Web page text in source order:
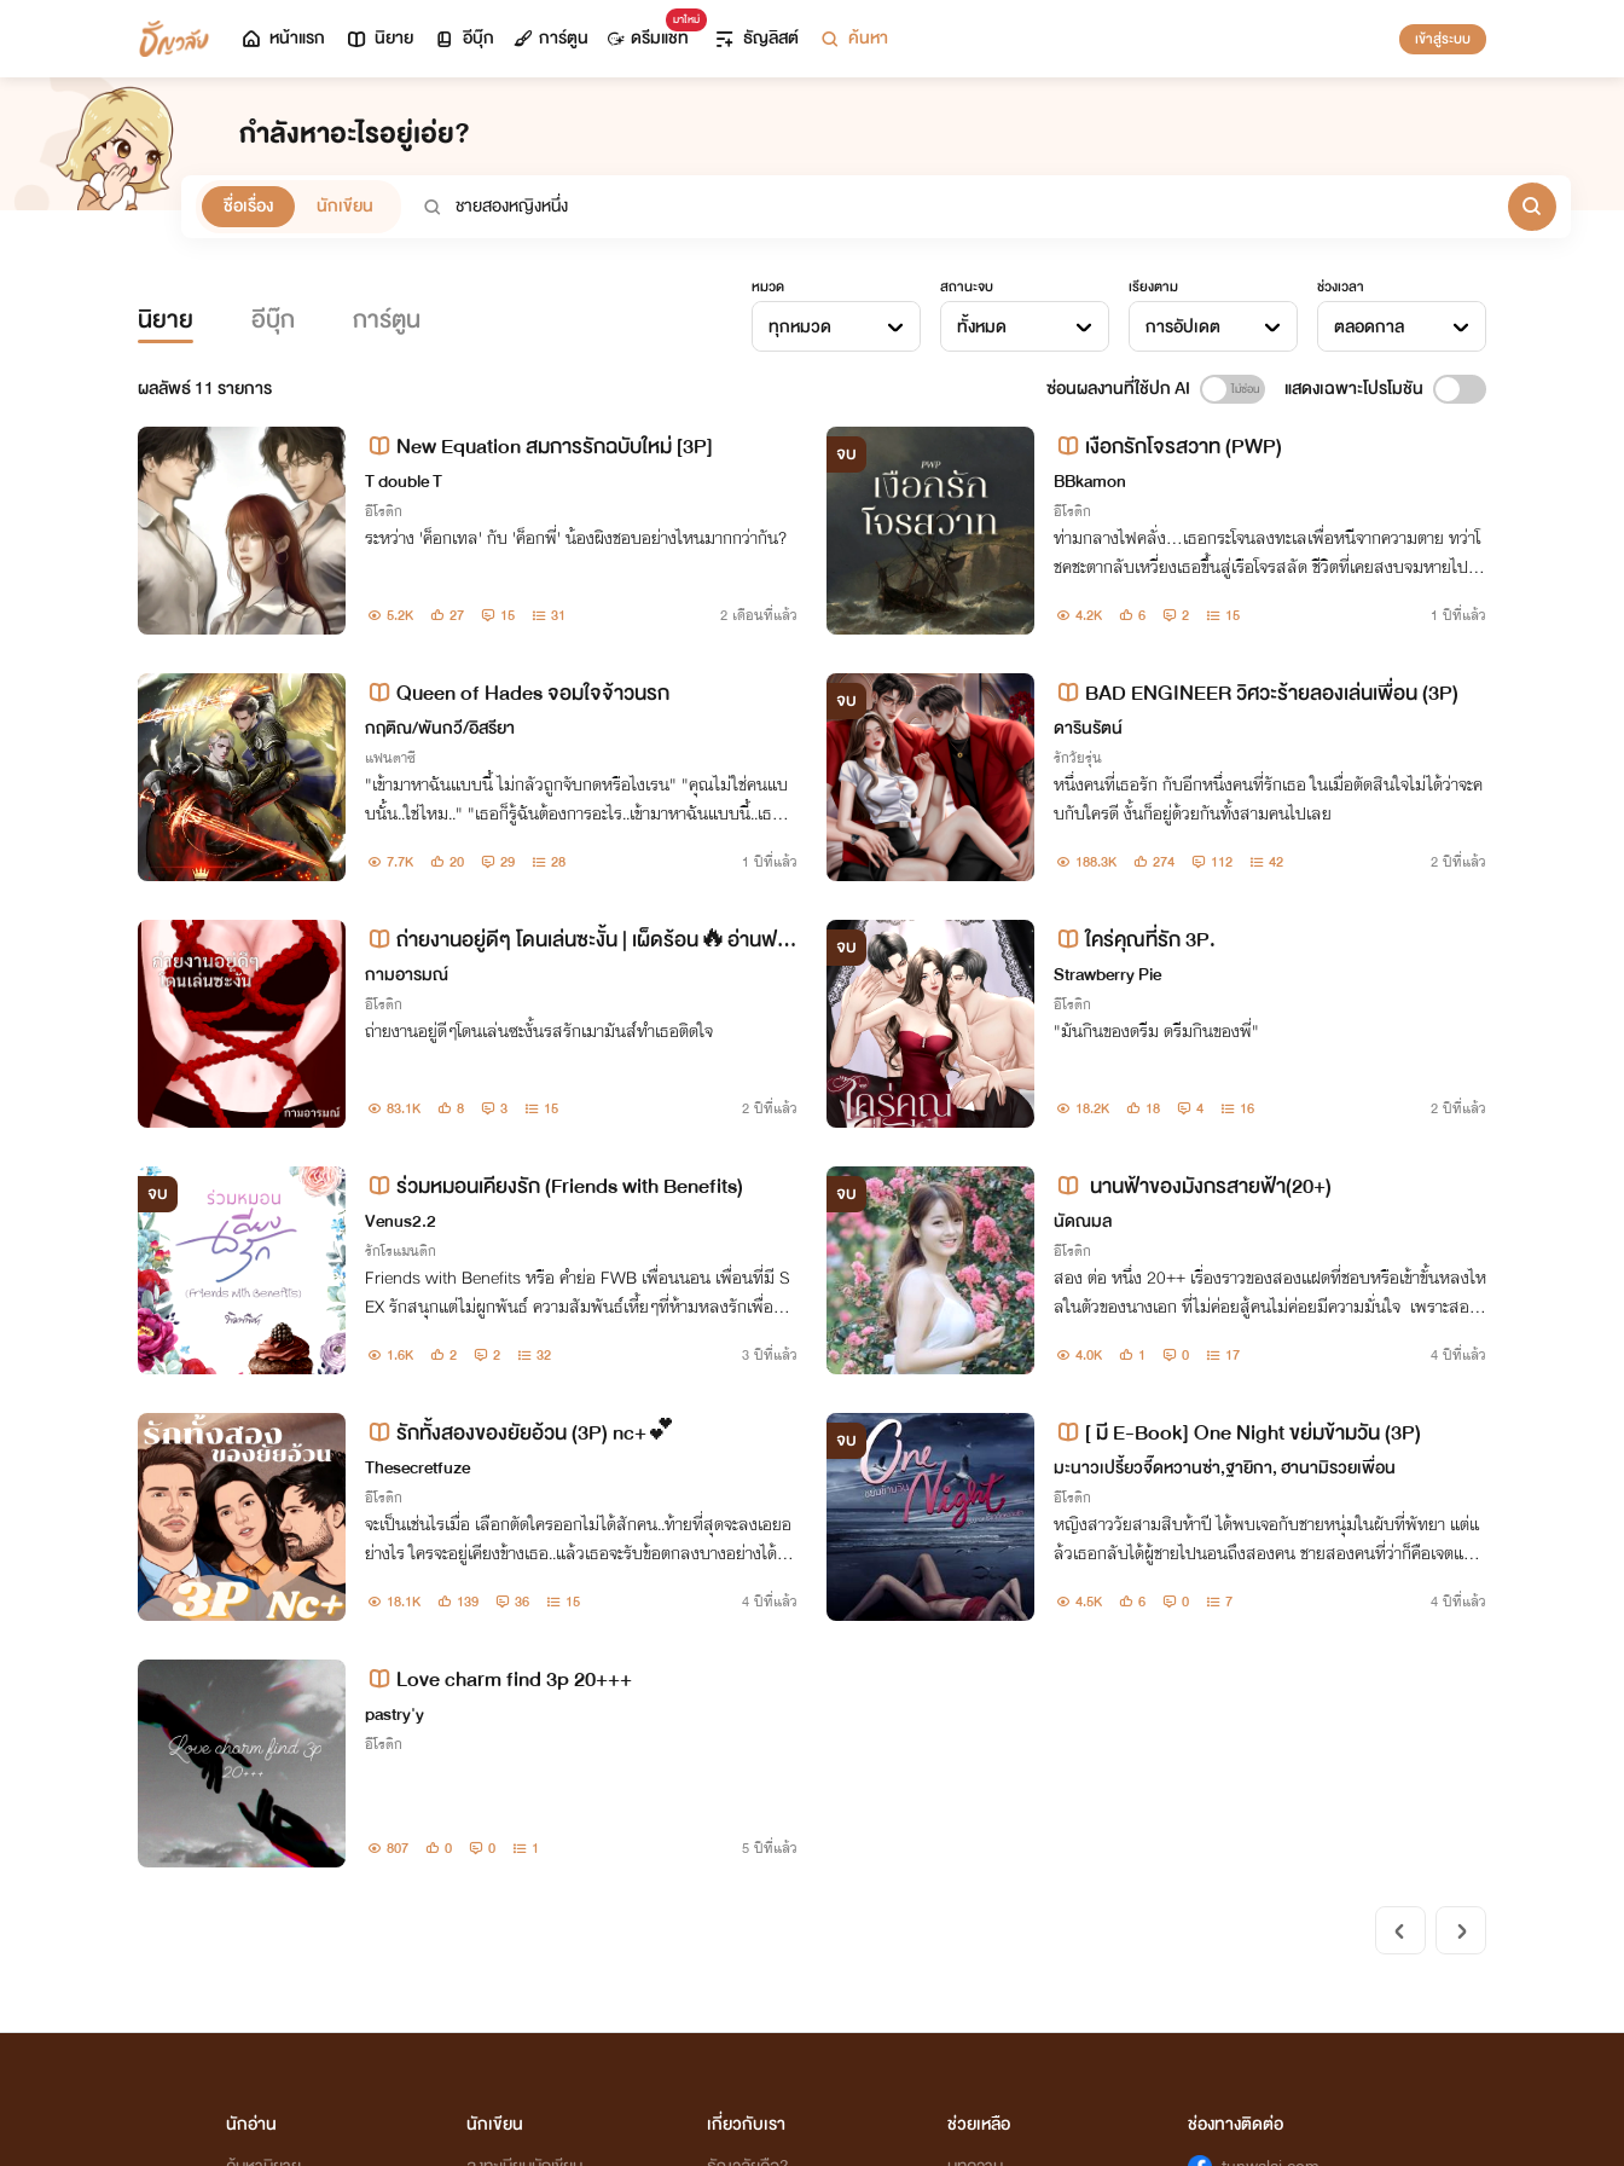
หน้าแรก นิยาย อีบุ๊ก การ์ตูน
มาใหม่
ดรีมแชท ธัญลิสต์ ค้นหา เข้าสู่ระบบ
กำลังหาอะไรอยู่เอ่ย?
ชื่อเรื่อง นักเขียน
นิยาย อีบุ๊ก การ์ตูน
หมวด
ทุกหมวด
สถานะจบ
ทั้งหมด
เรียงตาม
การอัปเดต
ช่วงเวลา
ตลอดกาล
ผลลัพธ์11 รายการ ซ่อนผลงานที่ใช้ปก AI แสดงเฉพาะโปรโมชัน
New Equation สมการรักฉบับใหม่ [3P]
T double T
อีโรติก
ระหว่าง 'ค็อกเทล' กับ 'ค็อกพี่' น้องผิงชอบอย่างไหนมากกว่ากัน?
5.2K 27 15 31 2 เดือนที่แล้ว
จบ เงือกรักโจรสวาท (PWP)
BBkamon
อีโรติก
ท่ามกลางไฟคลั่ง…เธอกระโจนลงทะเลเพื่อหนีจากความตาย ทว่าโ
ชคชะตากลับเหวี่ยงเธอขึ้นสู่เรือโจรสลัด ชีวิตที่เคยสงบจมหายไปกั
จก็ถูกจองจำด้วยไฟปรารถนา
4.2K 6 2 15 1 ปีที่แล้ว
Queen of Hades จอมใจจ้าวนรก
กฤติณ/พันกวี/อิสรียา
แฟนตาซี
"เข้ามาหาฉันแบบนี้ ไม่กลัวถูกจับกดหรือไงเรน" "คุณไม่ใช่คนแบ
บนั้น..ใช่ไหม.." "เธอก็รู้ฉันต้องการอะไร..เข้ามาหาฉันแบบนี้..เธอไว้
ไม่ได้เหมือนกัน
7.7K 20 29 28 1 ปีที่แล้ว
จบ BAD ENGINEER วิศวะร้ายลองเล่นเพื่อน (3P)
ดารินรัตน์
รักวัยรุ่น
หนึ่งคนที่เธอรัก กับอีกหนึ่งคนที่รักเธอ ในเมื่อตัดสินใจไม่ได้ว่าจะค
บกับใครดี งั้นก็อยู่ด้วยกันทั้งสามคนไปเลย
188.3K 274 112 42 2 ปีที่แล้ว
ถ่ายงานอยู่ดีๆ โดนเล่นซะงั้น | เผ็ดร้อน🔥อ่านฟรี
จนจบ [3p] มีE-book
กามอารมณ์
อีโรติก
ถ่ายงานอยู่ดีๆโดนเล่นซะงั้นรสรักเมามันส์ทำเธอติดใจ
83.1K 8 3 15 2 ปีที่แล้ว
จบ ใคร่คุณที่รัก 3P.
Strawberry Pie
อีโรติก
"มันกินของดรีม ดรีมกินของพี่"
18.2K 18 4 16 2 ปีที่แล้ว
จบ ร่วมหมอนเคียงรัก (Friends with Benefits)
Venus2.2
รักโรแมนติก
Friends with Benefits หรือ คำย่อ FWB เพื่อนนอน เพื่อนที่มี S
EX รักสนุกแต่ไม่ผูกพันธ์ ความสัมพันธ์เหี้ยๆที่ห้ามหลงรักเพื่อนอ
นาดไหนก็ตาม
1.6K 2 2 32 3 ปีที่แล้ว
จบ นานฟ้าของมังกรสายฟ้า(20+)
นัดณมล
อีโรติก
สอง ต่อ หนึ่ง 20++ เรื่องราวของสองเเฝดที่ชอบหรือเข้าขั้นหลงไห
ลในตัวของนางเอก ที่ไม่ค่อยสู้คนไม่ค่อยมีความมั่นใจ เพราะสองแ
ได้ 4.0K 1 0 17 4 ปีที่แล้ว
รักทั้งสองของยัยอ้วน (3P) nc+💕
Thesecretfuze
อีโรติก
จะเป็นเช่นไรเมื่อ เลือกตัดใครออกไม่ได้สักคน..ท้ายที่สุดจะลงเอยอ
ย่างไร ใครจะอยู่เคียงข้างเธอ..แล้วเธอจะรับข้อตกลงบางอย่างได้หรื
18.1K 139 36 15 4 ปีที่แล้ว
จบ [ มี E-Book] One Night ขย่มข้ามวัน (3P)
มะนาวเปรี้ยวจี๊ดหวานซ่า,ฐายิกา, ฮานามิรวยเพื่อน
อีโรติก
หญิงสาววัยสามสิบห้าปี ได้พบเจอกับชายหนุ่มในผับที่พัทยา แต่แ
ล้วเธอกลับได้ผู้ชายไปนอนถึงสองคน ชายสองคนที่ว่าก็คือเจตและ
มรักและไฟร่านก็บัง
4.5K 6 0 7 4 ปีที่แล้ว
Love charm find 3p 20+++
pastry'y
อีโรติก
807 0 0 1 5 ปีที่แล้ว
นักอ่าน
นักเขียน
เกี่ยวกับเรา
ช่วยเหลือ
ช่องทางติดต่อ